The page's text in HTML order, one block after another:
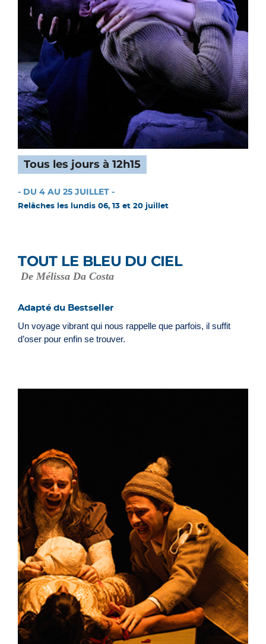
Tous les jours à 12h15
- DU 4 AU 25 JUILLET -
Relâches les lundis 06, 13 et 20 juillet
TOUT LE BLEU DU CIEL
De Mélissa Da Costa
Adapté du Bestseller
Un voyage vibrant qui nous rappelle que parfois, il suffit
d’oser pour enfin se trouver.